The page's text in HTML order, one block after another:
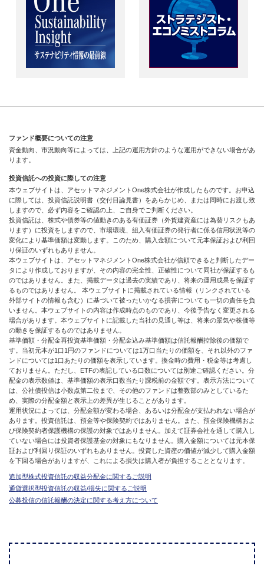
ファンド概要についての注意
資金動向、市況動向等によっては、上記の運用方針のような運用ができない場合があ
ります。
投資信託への投資に際しての注意
本ウェブサイトは、アセットマネジメントOne株式会社が作成したものです。お申込
に際しては、投資信託説明書（交付目論見書）をあらかじめ、または同時にお渡し致
しますので、必ず内容をご確認の上、ご自身でご判断ください。
投資信託は、株式や債券等の値動きのある有価証券（外貨建資産には為替リスクもあ
ります）に投資をしますので、市場環境、組入有価証券の発行者に係る信用状況等の
変化により基準価額は変動します。このため、購入金額について元本保証および利回
り保証のいずれもありません。
本ウェブサイトは、アセットマネジメントOne株式会社が信頼できると判断したデー
タにより作成しておりますが、その内容の完全性、正確性について同社が保証するも
のではありません。また、掲載データは過去の実績であり、将来の運用成果を保証す
るものではありません。 本ウェブサイトに掲載されている情報（リンクされている
外部サイトの情報も含む）に基づいて被ったいかなる損害についても一切の責任を負
いません。本ウェブサイトの内容は作成時点のものであり、今後予告なく変更される
場合があります。本ウェブサイトに記載した当社の見通し等は、将来の景気や株価等
の動きを保証するものではありません。
基準価額・分配金再投資基準価額・分配金込み基準価額は信託報酬控除後の価額で
す。当初元本が1口1円のファンドについては1万口当たりの価額を、それ以外のファ
ンドについては1口あたりの価額を表示しています。換金時の費用・税金等は考慮し
ておりません。ただし、ETFの表記している口数については別途ご確認ください。分
配金の表示数値は、基準価額の表示口数当たり課税前の金額です。表示方法について
は、公社債投信は小数点第二位まで、その他のファンドは整数部のみとしているた
め、実際の分配金額と表示上の差異が生じることがあります。
運用状況によっては、分配金額が変わる場合、あるいは分配金が支払われない場合が
あります。投資信託は、預金等や保険契約ではありません。また、預金保険機構およ
び保険契約者保護機構の保護の対象ではありません。加えて証券会社を通して購入し
ていない場合には投資者保護基金の対象にもなりません。購入金額については元本保
証および利回り保証のいずれもありません。投資した資産の価値が減少して購入金額
を下回る場合がありますが、これによる損失は購入者が負担することとなります。
追加型株式投資信託の収益分配金に関するご説明
通貨選択型投資信託の収益/損失に関するご説明
公募投信の信託報酬の決定に関する考え方について